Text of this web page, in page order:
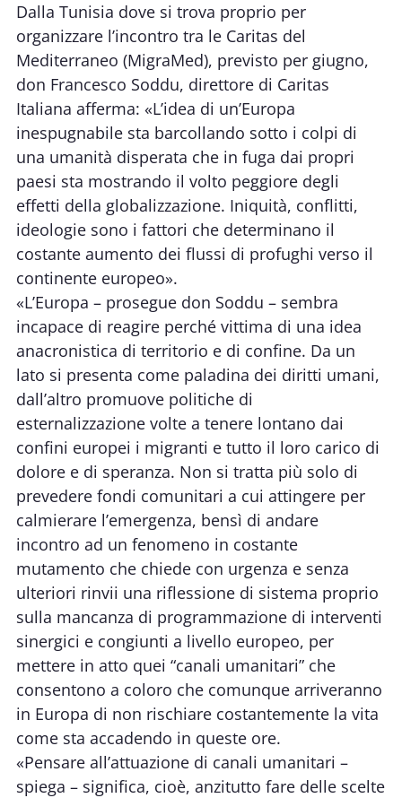
Dalla Tunisia dove si trova proprio per
organizzare l’incontro tra le Caritas del
Mediterraneo (MigraMed), previsto per giugno,
don Francesco Soddu, direttore di Caritas
Italiana afferma: «L’idea di un’Europa
inespugnabile sta barcollando sotto i colpi di
una umanità disperata che in fuga dai propri
paesi sta mostrando il volto peggiore degli
effetti della globalizzazione. Iniquità, conflitti,
ideologie sono i fattori che determinano il
costante aumento dei flussi di profughi verso il
continente europeo».
«L’Europa – prosegue don Soddu – sembra
incapace di reagire perché vittima di una idea
anacronistica di territorio e di confine. Da un
lato si presenta come paladina dei diritti umani,
dall’altro promuove politiche di
esternalizzazione volte a tenere lontano dai
confini europei i migranti e tutto il loro carico di
dolore e di speranza. Non si tratta più solo di
prevedere fondi comunitari a cui attingere per
calmierare l’emergenza, bensì di andare
incontro ad un fenomeno in costante
mutamento che chiede con urgenza e senza
ulteriori rinvii una riflessione di sistema proprio
sulla mancanza di programmazione di interventi
sinergici e congiunti a livello europeo, per
mettere in atto quei “canali umanitari” che
consentono a coloro che comunque arriveranno
in Europa di non rischiare costantemente la vita
come sta accadendo in queste ore.
«Pensare all’attuazione di canali umanitari –
spiega – significa, cioè, anzitutto fare delle scelte